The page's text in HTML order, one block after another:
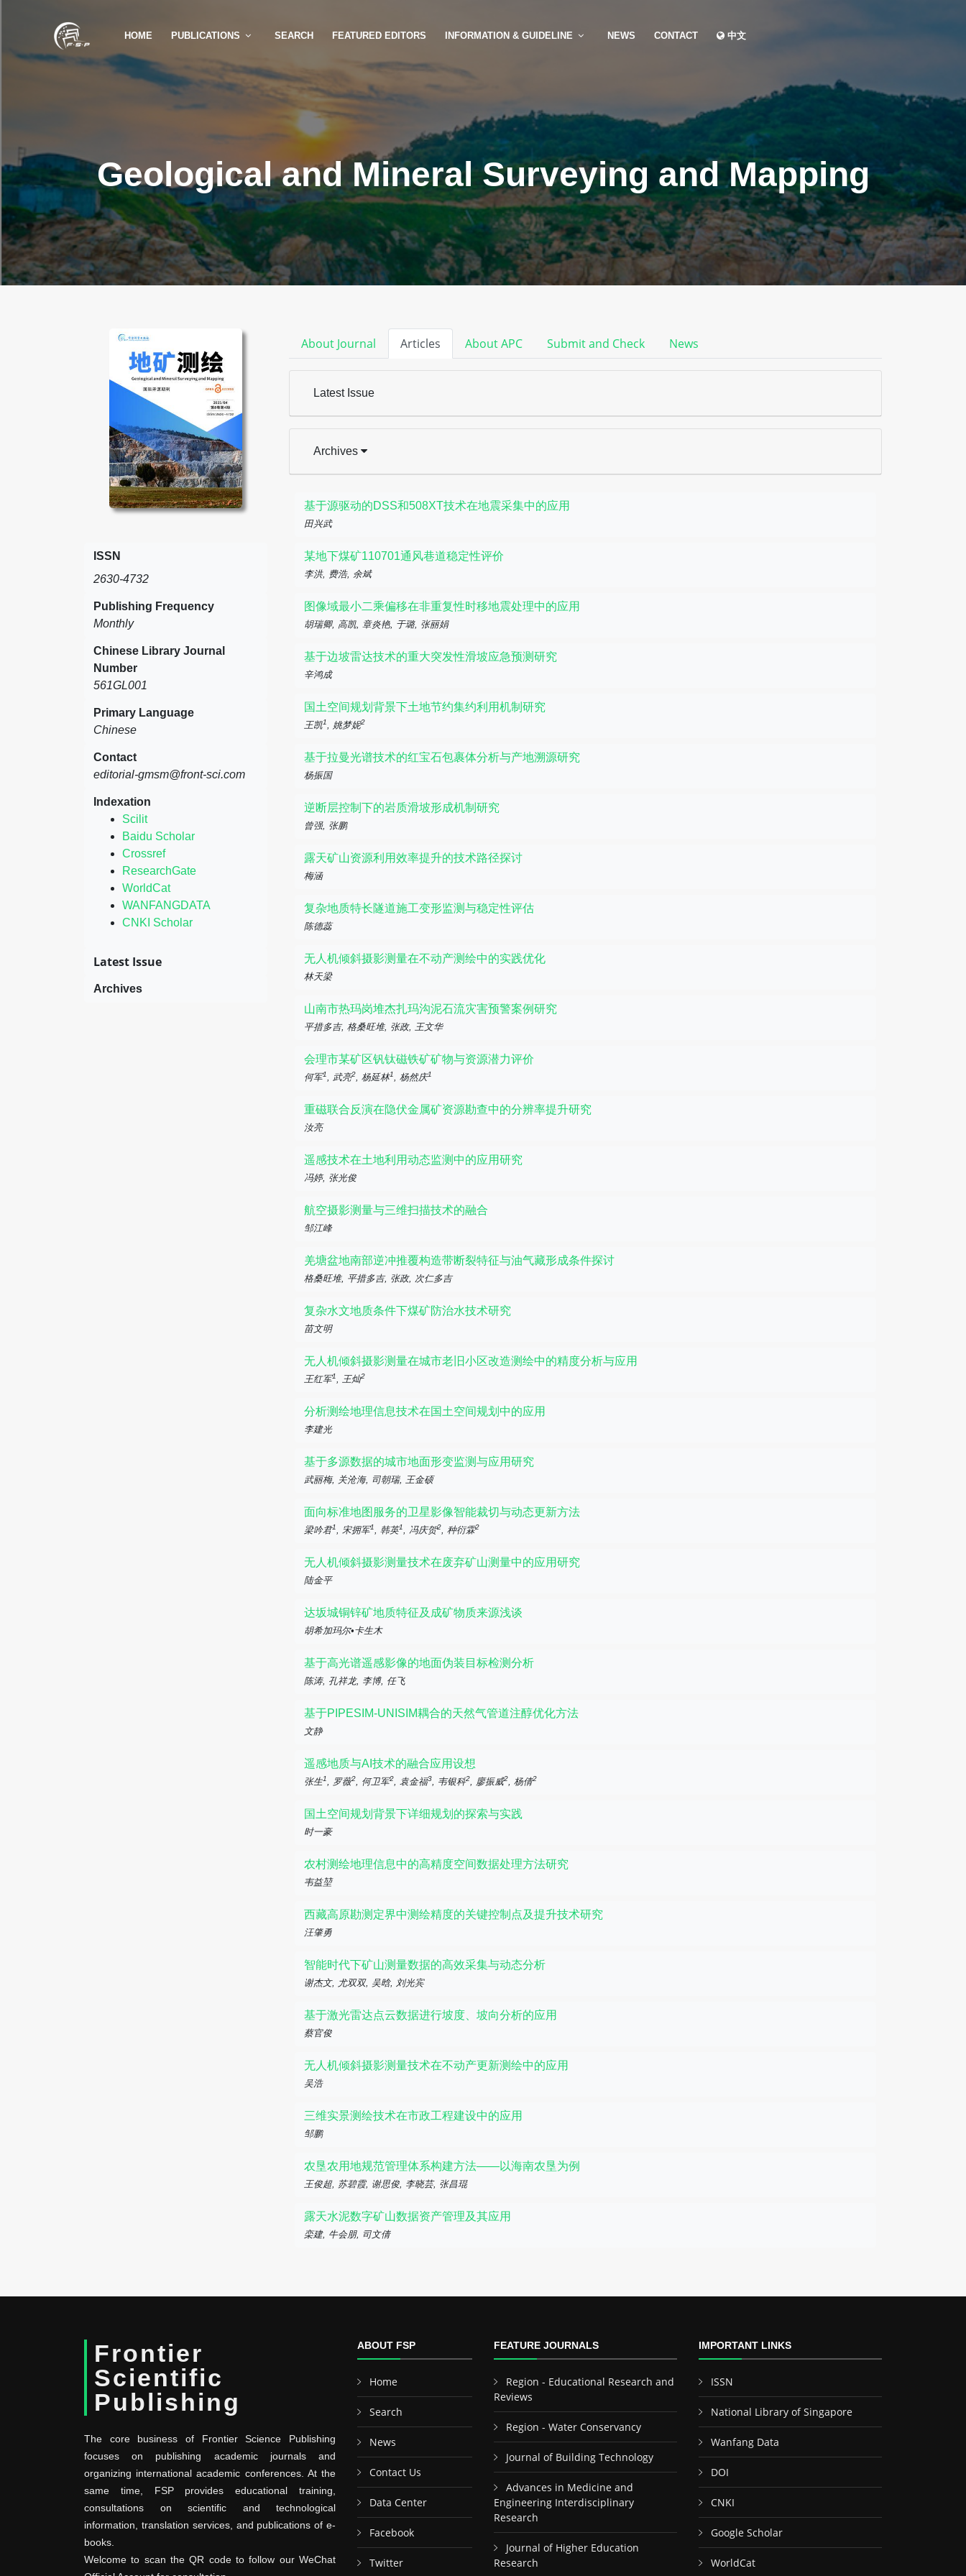
HOME PUBLICATIONS SEARCH FEATURED EDITORS INFORMATION & GUIDELINE NEWS CONTACT 中文
Geological and Mineral Surveying and Mapping
ISSN
2630-4732
Publishing Frequency
Monthly
Chinese Library Journal
Number
561GL001
Primary Language
Chinese
Contact
editorial-gmsm@front-sci.com
Indexation
Scilit
Baidu Scholar
Crossref
ResearchGate
WorldCat
WANFANGDATA
CNKI Scholar
Latest Issue
Archives
About Journal Articles About APC Submit and Check News
Latest Issue
Archives
基于源驱动的DSS和508XT技术在地震采集中的应用
田兴武
某地下煤矿110701通风巷道稳定性评价
李洪, 费浩, 余斌
图像域最小二乘偏移在非重复性时移地震处理中的应用
胡瑞卿, 高凯, 章炎艳, 于璐, 张丽娟
基于边坡雷达技术的重大突发性滑坡应急预测研究
辛鸿成
国土空间规划背景下土地节约集约利用机制研究
王凯1, 姚梦妮2
基于拉曼光谱技术的红宝石包裹体分析与产地溯源研究
杨振国
逆断层控制下的岩质滑坡形成机制研究
曾强, 张鹏
露天矿山资源利用效率提升的技术路径探讨
梅涵
复杂地质特长隧道施工变形监测与稳定性评估
陈德蕊
无人机倾斜摄影测量在不动产测绘中的实践优化
林天梁
山南市热玛岗堆杰扎玛沟泥石流灾害预警案例研究
平措多吉, 格桑旺堆, 张政, 王文华
会理市某矿区钒钛磁铁矿矿物与资源潜力评价
何军1, 武亮2, 杨延林1, 杨然庆1
重磁联合反演在隐伏金属矿资源勘查中的分辨率提升研究
汝亮
遥感技术在土地利用动态监测中的应用研究
冯婷, 张光俊
航空摄影测量与三维扫描技术的融合
邹江峰
羌塘盆地南部逆冲推覆构造带断裂特征与油气藏形成条件探讨
格桑旺堆, 平措多吉, 张政, 次仁多吉
复杂水文地质条件下煤矿防治水技术研究
苗文明
无人机倾斜摄影测量在城市老旧小区改造测绘中的精度分析与应用
王红军1, 王灿2
分析测绘地理信息技术在国土空间规划中的应用
李建光
基于多源数据的城市地面形变监测与应用研究
武丽梅, 关沧海, 司朝瑞, 王金硕
面向标准地图服务的卫星影像智能裁切与动态更新方法
梁吟君1, 宋拥军1, 韩英1, 冯庆贺2, 种衍霖2
无人机倾斜摄影测量技术在废弃矿山测量中的应用研究
陆金平
达坂城铜锌矿地质特征及成矿物质来源浅谈
胡希加玛尔•卡生木
基于高光谱遥感影像的地面伪装目标检测分析
陈涛, 孔祥龙, 李博, 任飞
基于PIPESIM-UNISIM耦合的天然气管道注醇优化方法
文静
遥感地质与AI技术的融合应用设想
张生1, 罗薇2, 何卫军2, 袁金福3, 韦银科2, 廖振威2, 杨倩2
国土空间规划背景下详细规划的探索与实践
时一豪
农村测绘地理信息中的高精度空间数据处理方法研究
韦益堃
西藏高原勘测定界中测绘精度的关键控制点及提升技术研究
汪肇勇
智能时代下矿山测量数据的高效采集与动态分析
谢杰文, 尤双双, 吴晗, 刘光宾
基于激光雷达点云数据进行坡度、坡向分析的应用
蔡官俊
无人机倾斜摄影测量技术在不动产更新测绘中的应用
吴浩
三维实景测绘技术在市政工程建设中的应用
邹鹏
农垦农用地规范管理体系构建方法——以海南农垦为例
王俊超, 苏碧霞, 谢思俊, 李晓芸, 张昌琨
露天水泥数字矿山数据资产管理及其应用
栾建, 牛会朋, 司文倩
Frontier
Scientific
Publishing
The core business of Frontier Science Publishing
focuses on publishing academic journals and
organizing international academic conferences. At the
same time, FSP provides educational training,
consultations on scientific and technological
information, translation services, and publications of e-
books.
Welcome to scan the QR code to follow our WeChat
ABOUT FSP
Home
Search
News
Contact Us
Data Center
Facebook
Twitter
FEATURE JOURNALS
Region - Educational Research and
Reviews
Region - Water Conservancy
Journal of Building Technology
Advances in Medicine and
Engineering Interdisciplinary
Research
Journal of Higher Education
Research
IMPORTANT LINKS
ISSN
National Library of Singapore
Wanfang Data
DOI
CNKI
Google Scholar
WorldCat